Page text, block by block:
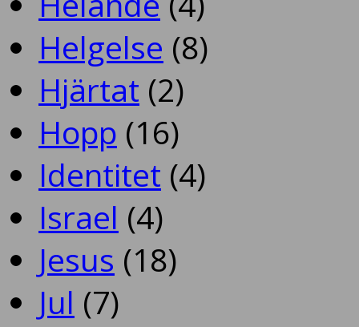
Helgelse (8)
Hjärtat (2)
Hopp (16)
Identitet (4)
Israel (4)
Jesus (18)
Jul (7)